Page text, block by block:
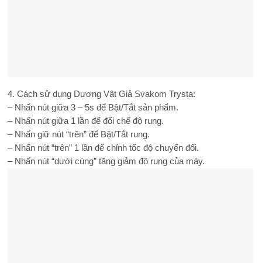
4. Cách sử dụng Dương Vật Giả Svakom Trysta:
– Nhấn nút giữa 3 – 5s để Bật/Tắt sản phẩm.
– Nhấn nút giữa 1 lần để đổi chế độ rung.
– Nhấn giữ nút “trên” để Bật/Tắt rung.
– Nhấn nút “trên” 1 lần để chỉnh tốc độ chuyển đổi.
– Nhấn nút “dưới cùng” tăng giảm độ rung của máy.